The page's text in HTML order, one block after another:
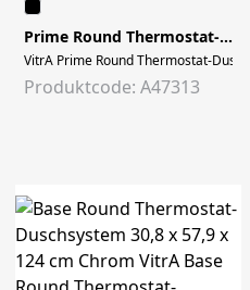
mit Kopf- und Handbrause
Prime Round Thermostat-Duschsystem 41 x 36,9 x 110,5 cm Chrom
VitrA Prime Round Thermostat-
Produktcode: A47313